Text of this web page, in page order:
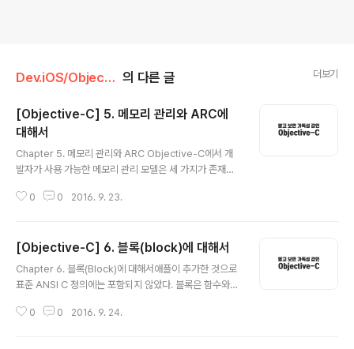
Dev.iOS/Objective-C 의 다른 글 더보기
[Objective-C] 5. 메모리 관리와 ARC에
대해서
Chapter 5. 메모리 관리와 ARC Objective-C에서 개
발자가 사용 가능한 메모리 관리 모델은 세 가지가 존재한
릴리즈 풀 3. 자동 레퍼런스 카운팅(ARC) 1. 자동 가비지
으로 파악하고, 프로그램이 실행되는 동안 메모리 공간이
필요하면 더는 참조되지 않는 객체들을 자동으로 메모리에
서 해제한다. 하지만 iOS 런타임 환경에서는 가비지 컬렉
가비지 컬렉션을 사용할 수 있다. 2. 수동 레퍼런스 카운팅
0 0 2016. 9. 23.
[Objective-C] 6. 블록(block)에 대해서
Chapter 6. 블록(Block)에 대해서애플이 추가한 것으로
표준 ANSI C 정의에는 포함되지 않았다. 블록은 함수와
넘길 수 있고, 블록에서 결과 값을 받는 것도 가능하다. 블
0 0 2016. 9. 24.